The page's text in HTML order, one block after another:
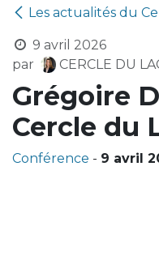
Les actualités du
9 avril 2026
par
CERCLE DU
Grégoire
Cercle du
Conférence - 9 avril